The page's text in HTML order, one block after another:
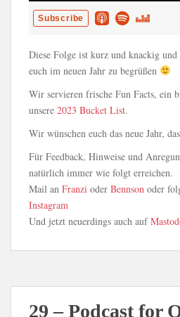
Diese Folge ist kurz und knackig
euch im neuen Jahr zu begrüßen
Wir servieren frische Fun Facts, ein
unsere 2023 Bucket List.
Wir wünschen euch das neue Jahr,
Für Feedback, Hinweise und
natürlich immer wie folgt erreichen.
Mail an Franzi oder Bennson oder
Instagram
Und jetzt neuerdings auch auf
29 – Podcast for